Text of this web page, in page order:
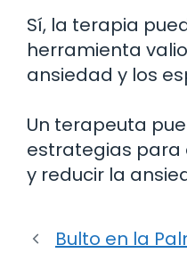
Sí, la terapia
herramienta
ansiedad y los
Un terapeuta
estrategias para
y reducir la
Bulto en la